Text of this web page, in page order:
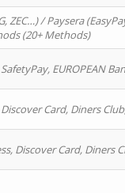
ZEC…) / Paysera
(20+ Methods)
EUROPEAN
Card, Diners Club,
Discover Card, Diners